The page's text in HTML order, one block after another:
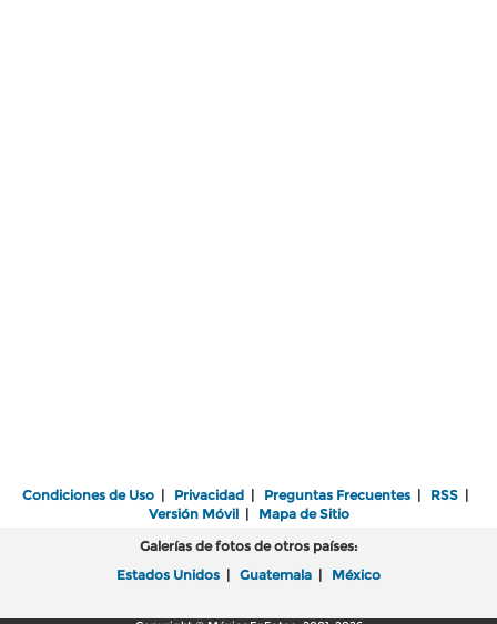
Condiciones de Uso | Privacidad | Preguntas Frecuentes | RSS |
Versión Móvil| Mapa de Sitio
Galerías de fotos de otros países:
Estados Unidos | Guatemala | México